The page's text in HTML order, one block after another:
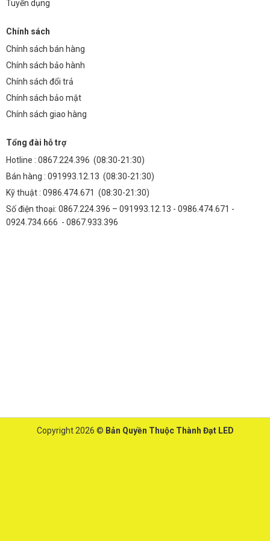
Tuyển dụng
Chính sách
Chính sách bán hàng
Chính sách bảo hành
Chính sách đổi trả
Chính sách bảo mật
Chính sách giao hàng
Tổng đài hỗ trợ
Hotline : 0867.224.396 (08:30-21:30)
Bán hàng : 091993.12.13 (08:30-21:30)
Kỹ thuật : 0986.474.671 (08:30-21:30)
Số điện thoại: 0867.224.396 – 091993.12.13 - 0986.474.671 -
0924.734.666 - 0867.933.396
Copyright 2026 © Bản Quyền Thuộc Thành Đạt LED